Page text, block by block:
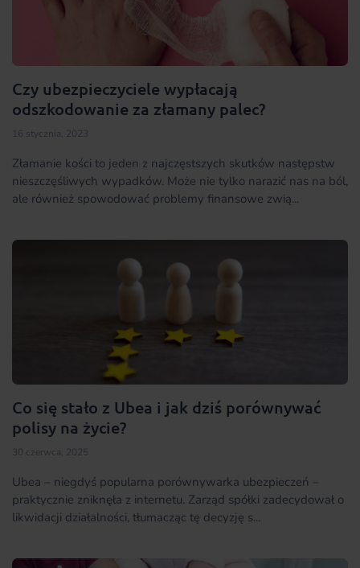
Czy ubezpieczyciele wypłacają
odszkodowanie za złamany palec?
16 stycznia, 2023
Złamanie kości to jeden z najczęstszych skutków następstw
nieszczęśliwych wypadków. Może nie tylko narazić nas na ból,
ale również spowodować problemy finansowe zwią...
Co się stało z Ubea i jak dziś porównywać
polisy na życie?
30 czerwca, 2025
Ubea – niegdyś popularna porównywarka ubezpieczeń –
praktycznie zniknęła z internetu. Zarząd spółki zadecydował o
likwidacji działalności, tłumacząc tę decyzję s...